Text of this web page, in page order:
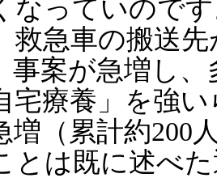
なっていので
救急車の搬送
事案が急増し
宅療養」を強
増（累計約200
とは既に述べ